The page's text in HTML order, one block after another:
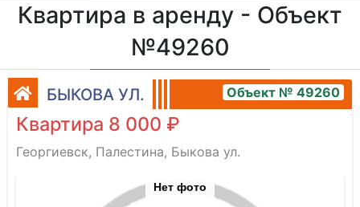
Квартира в аренду - Объект
№49260
БЫКОВА УЛ. Объект № 49260
Квартира 8 000 ₽
Георгиевск, Палестина, Быкова ул.
Нет фото